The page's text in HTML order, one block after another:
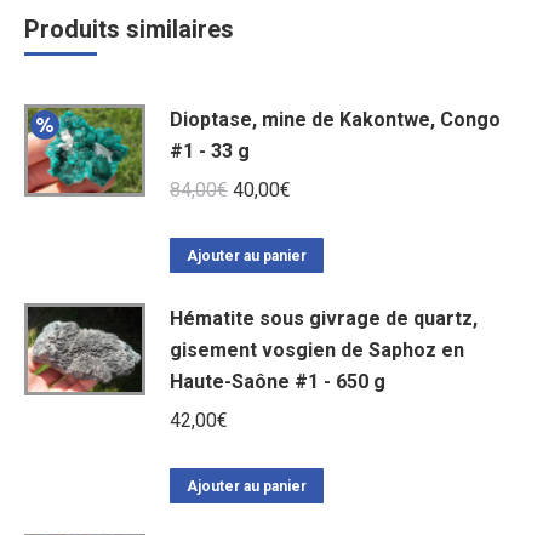
Produits similaires
Dioptase, mine de Kakontwe, Congo
#1 - 33 g
84,00€ Le
initial
84,00€.
40,00€
actuel
40,00€.
Ajouter au panier
Hématite sous givrage de quartz,
gisement vosgien de Saphoz en
Haute-Saône #1 - 650 g
42,00€
Ajouter au panier